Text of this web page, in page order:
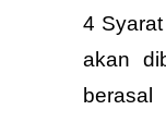
4
akan